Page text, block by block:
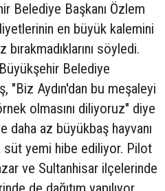
Belediye Başkanı Özlem
en büyük kalemini
söyledi.
Büyükşehir Belediye
"Biz Aydın'dan bu meşaleyi
olmasını diliyoruz" diye
daha az büyükbaş hayvanı
yemi hibe ediliyor. Pilot
ve Sultanhisar ilçelerinde